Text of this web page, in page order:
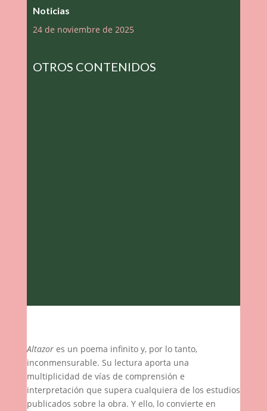
Noticias
24 de noviembre de 2025
OTROS CONTENIDOS
Altazores un poema infinito y, por lo tanto,
inconmensurable. Su lectura aporta una
multiplicidad de vías de comprensión e
interpretación que supera cualquiera de los estudios
publicados sobre la obra. Y ello, lo convierte en